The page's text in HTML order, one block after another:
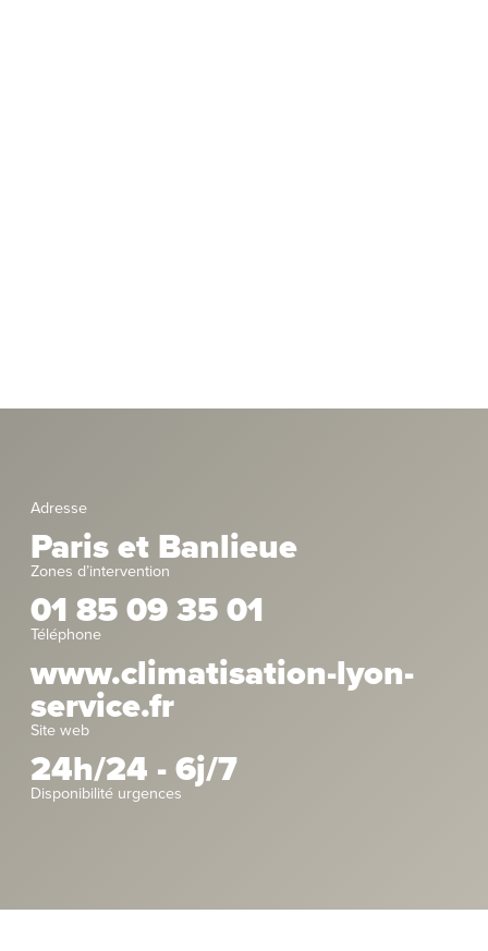
Adresse
Paris et Banlieue
Zones d’intervention
01 85 09 35 01
Téléphone
www.climatisation-lyon-
service.fr
Site web
24h/24 - 6j/7
Disponibilité urgences